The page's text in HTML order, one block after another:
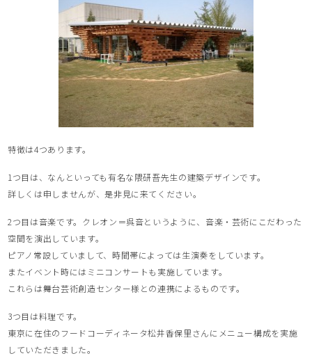
特徴は4つあります。
1つ目は、なんといっても有名な隈研吾先生の建築デザインです。
詳しくは申しませんが、是非見に来てください。
2つ目は音楽です。クレオン＝呉音というように、音楽・芸術にこだわった
空間を演出しています。
ピアノ常設していまして、時間帯によっては生演奏をしています。
またイベント時にはミニコンサートも実施しています。
これらは舞台芸術創造センター様との連携によるものです。
3つ目は料理です。
東京に在住のフードコーディネータ松井香保里さんにメニュー構成を実施
していただきました。